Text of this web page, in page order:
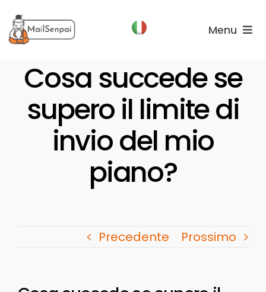
al
contenuto
Menu
Piani
Cosa succede se
supero il limite di
invio del mio
piano?
Precedente Prossimo